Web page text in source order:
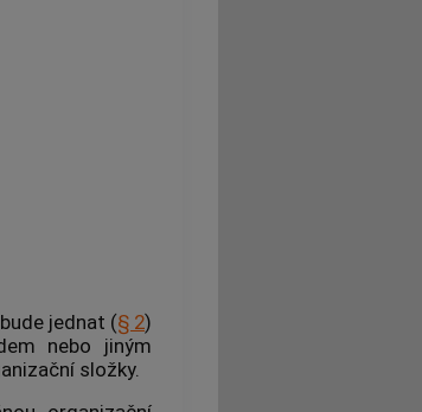
jednat (§ 2)
nebo jiným
složky.